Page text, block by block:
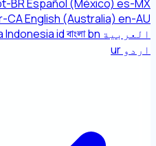
BREspañol (México) es-MX
CAEnglish (Australia) en-AU
العربية
Indonesiaidবাংলাbn
اردو ur